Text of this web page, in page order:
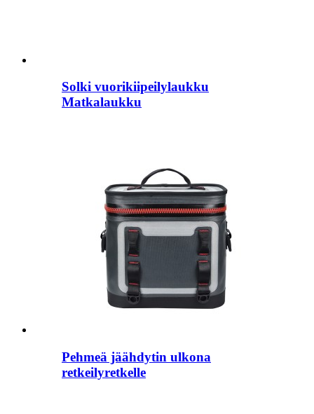
Solki vuorikiipeilylaukku
Matkalaukku
Pehmeä jäähdytin ulkona
retkeilyretkelle